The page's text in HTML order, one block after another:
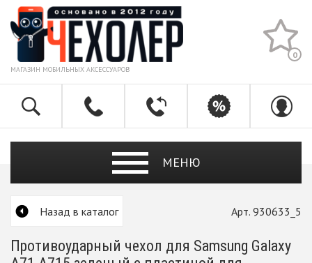
МАГАЗИН МОБИЛЬНЫХ АКСЕССУАРОВ
0
МЕНЮ
Назад в каталог Арт. 930633_5
Противоударный чехол для Samsung Galaxy